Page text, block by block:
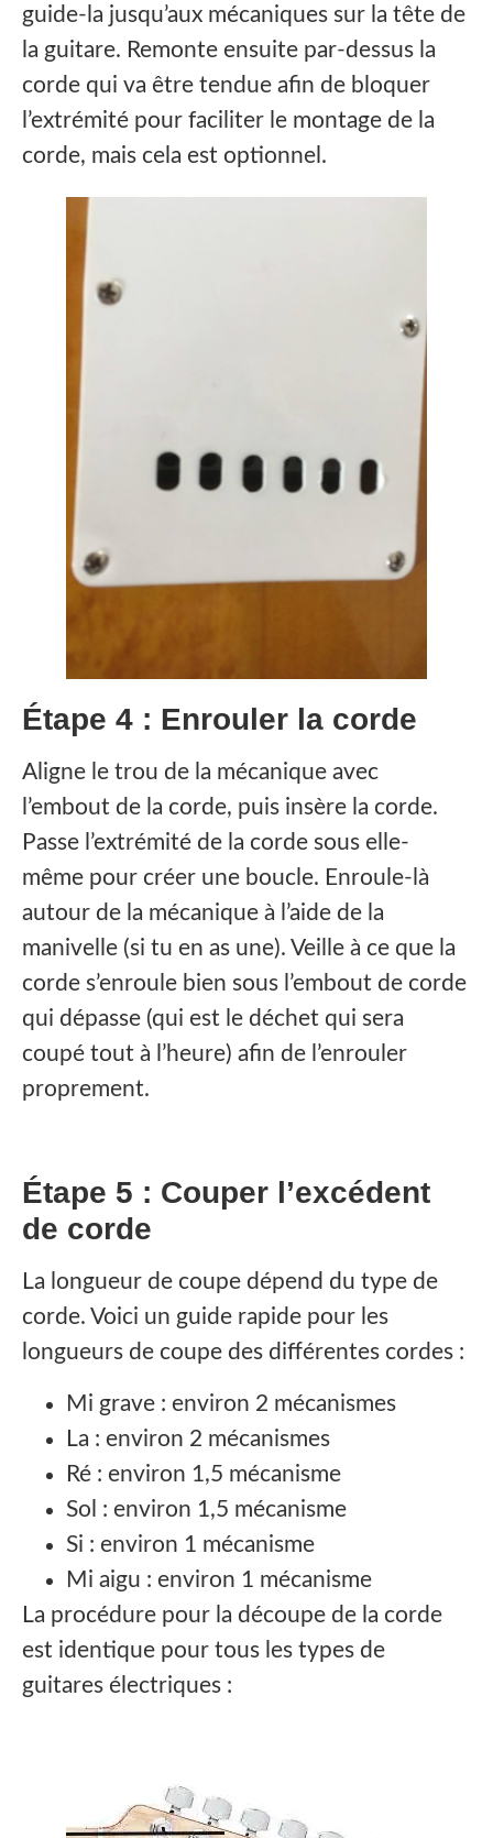
guide-la jusqu’aux mécaniques sur la tête de
la guitare. Remonte ensuite par-dessus la
corde qui va être tendue afin de bloquer
l’extrémité pour faciliter le montage de la
corde, mais cela est optionnel.
Étape 4 : Enrouler la corde
Aligne le trou de la mécanique avec
l’embout de la corde, puis insère la corde.
‍Passe l’extrémité de la corde sous elle-
même pour créer une boucle. Enroule-là
autour de la mécanique à l’aide de la
manivelle (si tu en as une). Veille à ce que la
corde s’enroule bien sous l’embout de corde
qui dépasse (qui est le déchet qui sera
coupé tout à l’heure) afin de l’enrouler
proprement.
Étape 5 : Couper l’excédent
de corde
La longueur de coupe dépend du type de
corde. Voici un guide rapide pour les
longueurs de coupe des différentes cordes :
Mi grave : environ 2 mécanismes
La : environ 2 mécanismes
Ré : environ 1,5 mécanisme
Sol : environ 1,5 mécanisme
Si : environ 1 mécanisme
Mi aigu : environ 1 mécanisme
La procédure pour la découpe de la corde
est identique pour tous les types de
guitares électriques :